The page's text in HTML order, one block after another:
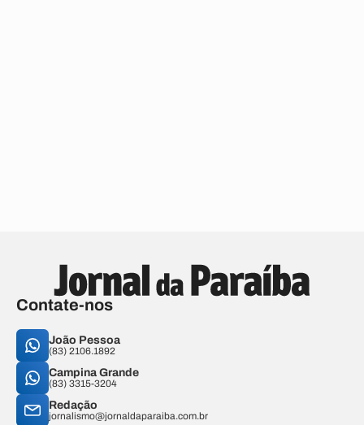
Contate-nos
João Pessoa
(83) 2106.1892
Campina Grande
(83) 3315-3204
Redação
jornalismo@jornaldaparaiba.com.br